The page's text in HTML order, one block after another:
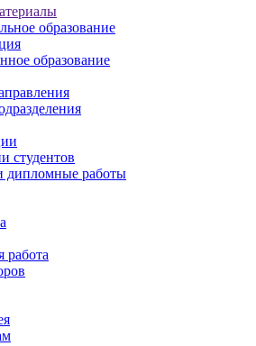
образование
образование
студентов
дипломные работы
работа